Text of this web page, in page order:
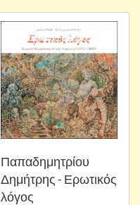
Παπαδημητρίου
Δημήτρης - Ερωτικός
λόγος